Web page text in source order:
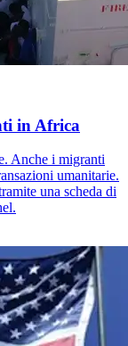
in Africa
Anche i migranti
umanitarie.
una scheda di